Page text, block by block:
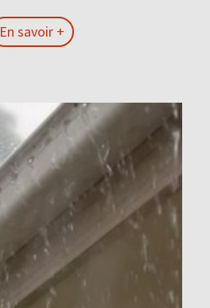
En savoir +